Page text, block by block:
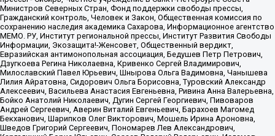
Министров Северных Стран, Фонд поддержки свободы прессы,
Гражданский контроль, Человек и Закон, Общественная комиссия по
сохранению наследия академика Сахарова, Информационное агентство
МЕМО. РУ, Институт региональной прессы, Институт Развития Свободы
Информации, Экозащита!-Женсовет, Общественный вердикт,
Евразийская антимонопольная ассоциация, Бедушев Петр Петрович,
Дзугкоева Регина Николаевна, Кривенко Сергей Владимирович,
Милославский Павел Юрьевич, Шнырова Ольга Вадимовна, Чанышева
Лилия Айратовна, Сидорович Ольга Борисовна, Туровский Александр
Алексеевич, Васильева Анастасия Евгеньевна, Ривина Анна Валерьевна,
Бойко Анатолий Николаевич, Дугин Сергей Георгиевич, Пивоваров
Андрей Сергеевич, Аверин Виталий Евгеньевич, Барахоев Магомед
Бекханович, Шарипков Олег Викторович, Мошель Ирина Ароновна,
Шведов Григорий Сергеевич, Пономарев Лев Александрович,